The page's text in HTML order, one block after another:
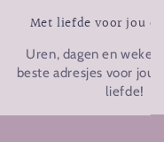
Met liefde voor jou
Uren, dagen en
beste adresjes voor jou
liefde!